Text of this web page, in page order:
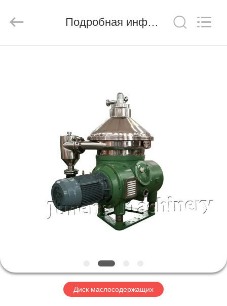
РОЛИКИ
КОМПАНИИ
ЭКСКУРСИЯ
КОНТРОЛЬ
КАЧЕСТВА
LTD..
Подробная информация о продукте
Диск маслосодержащих